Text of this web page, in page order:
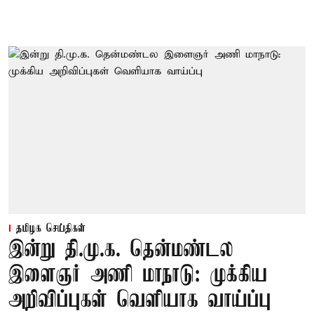
தமிழக செய்திகள்
இன்று தி.மு.க. தென்மண்டல
இளைஞர் அணி மாநாடு: முக்கிய
அறிவிப்புகள் வெளியாக வாய்ப்பு